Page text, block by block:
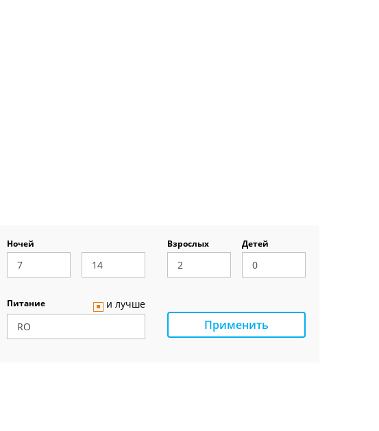
Ночей Взрослых Детей
Питание и лучше
Применить